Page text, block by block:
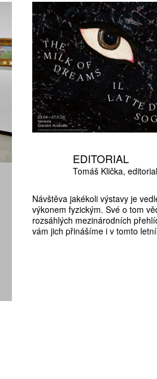
EDITORIAL
Tomáš Klička editorial
Návštěva jakékoli výstavy je
výkonem fyzickým. Své o tom
rozsáhlých mezinárodních
vám jich přinášíme i v tomto